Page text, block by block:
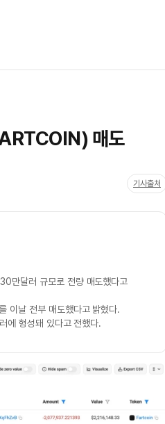
매도
기사출처
만달러 규모로 전량 매도했다고
이날 전부 매도했다고 밝혔다.
에 형성돼 있다고 전했다.